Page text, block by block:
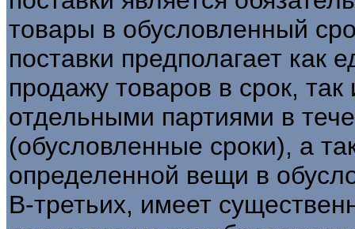
товары в обусловленный
поставки предполагает как
продажу товаров в срок,
отдельными партиями в
(обусловленные сроки), а
определенной вещи в
В-третьих, имеет